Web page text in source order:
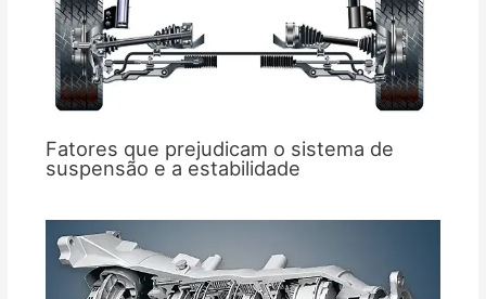
Fatores que prejudicam o sistema de
suspensão e a estabilidade